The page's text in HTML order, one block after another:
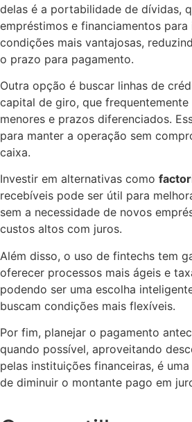
delas é a portabilidade de dívidas,
empréstimos e financiamentos
condições mais vantajosas,
o prazo para pagamento.
Outra opção é buscar linhas de
capital de giro, que
menores e prazos diferenciados.
para manter a operação sem
caixa.
Investir em alternativas como
recebíveis pode ser útil para
sem a necessidade de novos
custos altos com juros.
Além disso, o uso de fintechs tem
oferecer processos mais ágeis e
podendo ser uma escolha
buscam condições mais flexíveis.
Por fim, planejar o pagamento
quando possível, aproveitando
pelas instituições financeiras, é
de diminuir o montante pago em